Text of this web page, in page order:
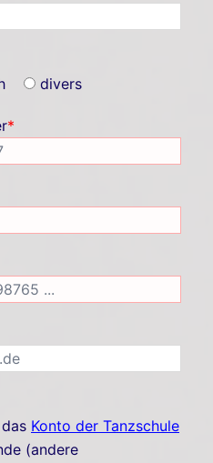
divers
*
Konto der Tanzschule
(andere